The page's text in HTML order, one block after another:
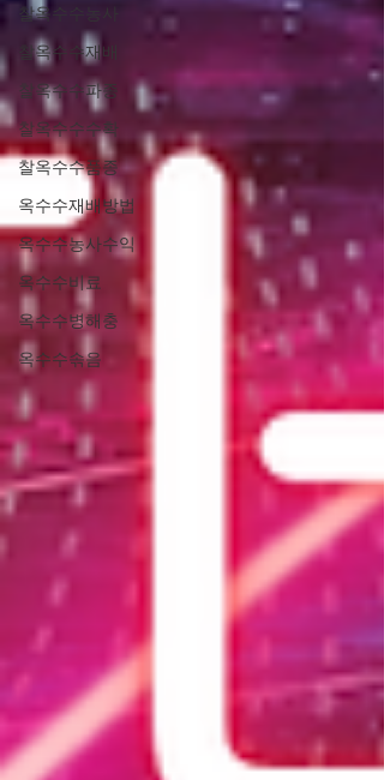
찰옥수수농사
찰옥수수재배
찰옥수수파종
찰옥수수수확
찰옥수수품종
옥수수재배방법
옥수수농사수익
옥수수비료
옥수수병해충
옥수수솎음